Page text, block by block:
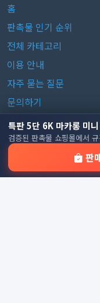
특판 5단 6K 마카롱 미
검증된 판촉물 쇼핑몰에서
판
홈
판촉물 인기 순위
전체 카테고리
이용 안내
자주 묻는 질문
문의하기
판촉물 카테고리
가정/생활용품
달력/다이어리
레저/운